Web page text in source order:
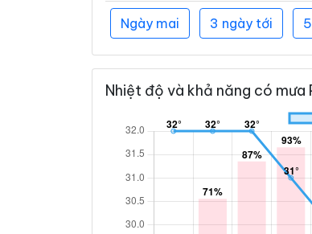
Ngày mai 3 ngày tới
Nhiệt độ và khả năng có mưa